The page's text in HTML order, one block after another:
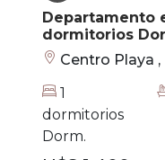
Departamento
dormitorios
Centro Playa
1
dormitorios
Dorm.